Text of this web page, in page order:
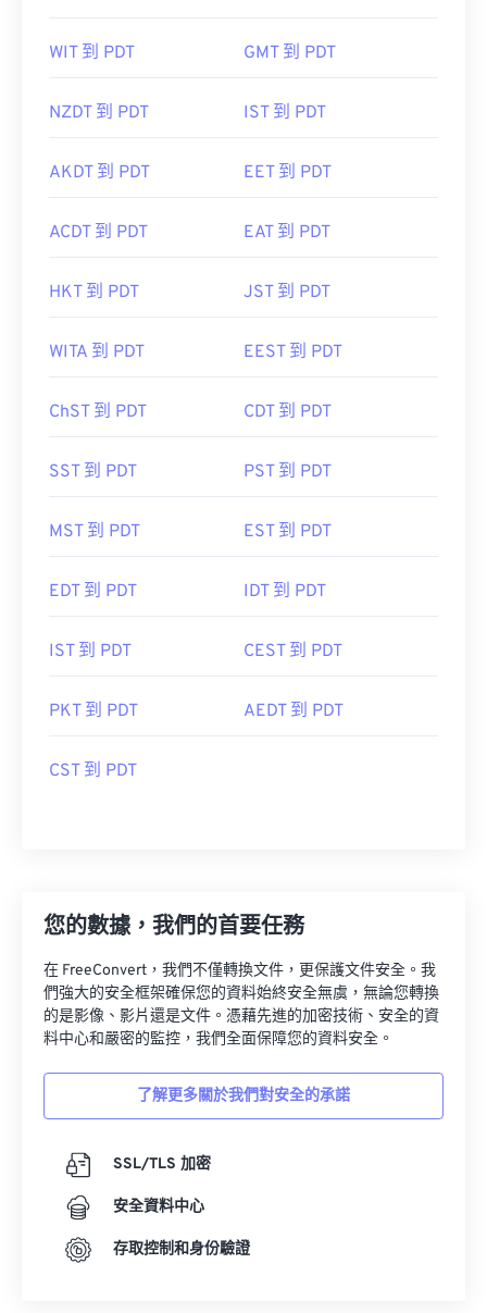
WIT 到 PDT GMT 到 PDT
NZDT 到 PDT IST 到 PDT
AKDT 到 PDT EET 到 PDT
ACDT 到 PDT EAT 到 PDT
HKT 到 PDT JST 到 PDT
WITA 到 PDT EEST 到 PDT
ChST 到 PDT CDT 到 PDT
SST 到 PDT PST 到 PDT
MST 到 PDT EST 到 PDT
EDT 到 PDT IDT 到 PDT
IST 到 PDT CEST 到 PDT
PKT 到 PDT AEDT 到 PDT
CST 到 PDT
您的數據，我們的首要任務
在 FreeConvert，我們不僅轉換文件，更保護文件安全。我
們強大的安全框架確保您的資料始終安全無虞，無論您轉換
的是影像、影片還是文件。憑藉先進的加密技術、安全的資
料中心和嚴密的監控，我們全面保障您的資料安全。
了解更多關於我們對安全的承諾
SSL/TLS 加密
安全資料中心
存取控制和身份驗證